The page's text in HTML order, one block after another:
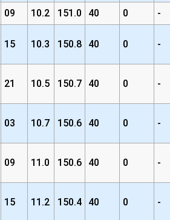
09 10.2 151.0 40 0 -
15 10.3 150.8 40 0 -
21 10.5 150.7 40 0 -
03 10.7 150.6 40 0 -
09 11.0 150.6 40 0 -
15 11.2 150.4 40 0 -